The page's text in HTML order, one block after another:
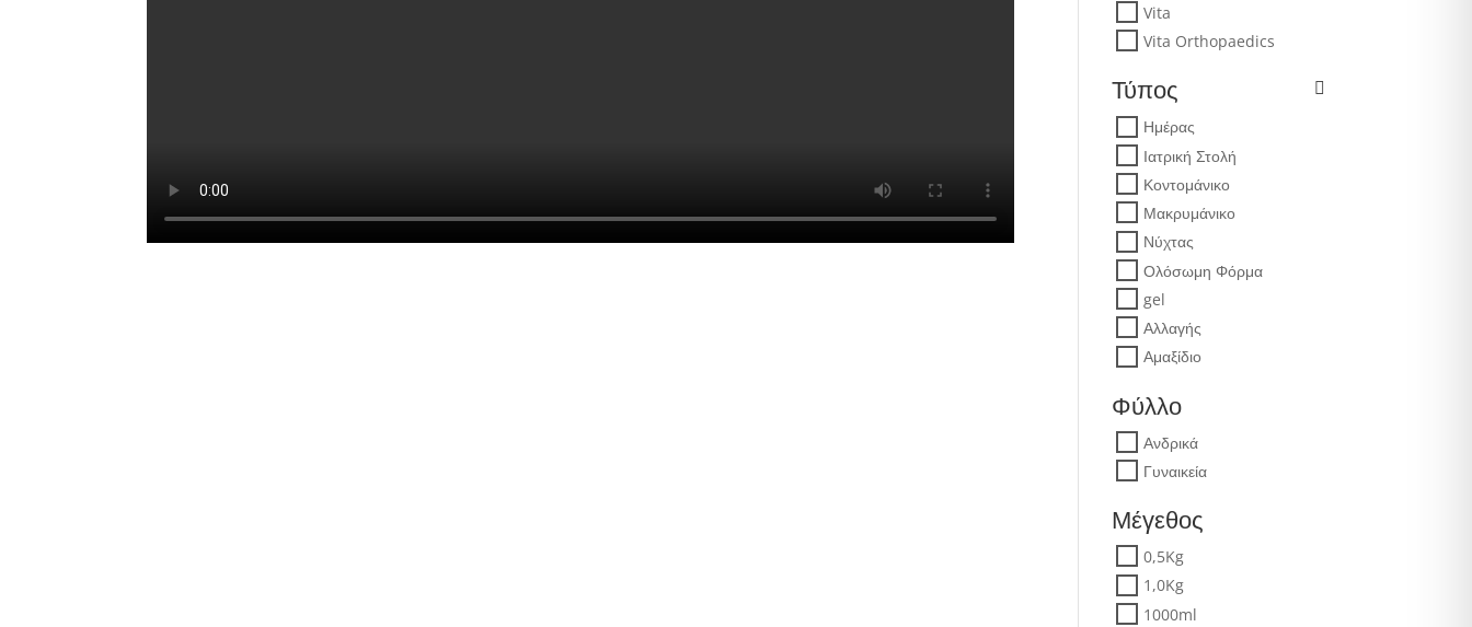
Vita
Vita Orthopaedics
Τύπος
Ημέρας
Ιατρική Στολή
Κοντομάνικο
Μακρυμάνικο
Νύχτας
Ολόσωμη Φόρμα
gel
Αλλαγής
Αμαξίδιο
Φύλλο
Ανδρικά
Γυναικεία
Μέγεθος
0,5Kg
1,0Kg
1000ml